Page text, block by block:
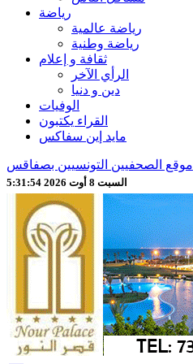
رياضة
رياضة عالمية
رياضة وطنية
ثقافة و إعلام
الرأي الآخر
دين و دنيا
الوفيات
القراء يكتبون
مايد إين سفاكس
موقع الصحفيين التونسيين بصفاقس
السبت 8 أوت 2026 5:31:56